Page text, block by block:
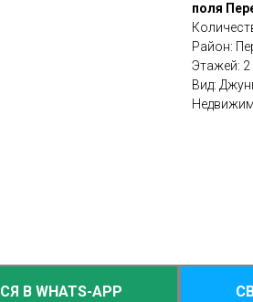
поля
Район:
Этажей: 2
Вид:
В WHATS-APP